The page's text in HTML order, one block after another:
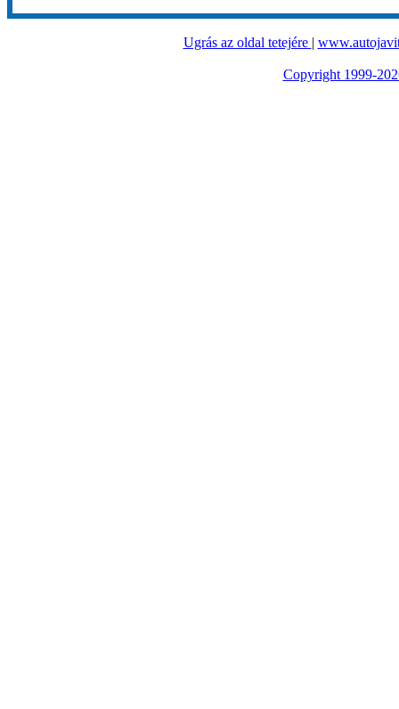
Ugrás az oldal tetejére |
Copyright 1999-